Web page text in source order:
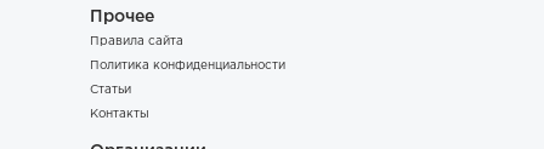
Прочее
Правила сайта
Политика конфиденциальности
Статьи
Контакты